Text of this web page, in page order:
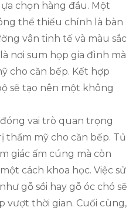
chọn hàng đầu. Một
thể thiếu chính là bàn
vân tinh tế và màu sắc
nơi sum họp gia đình mà
cho căn bếp. Kết hợp
sẽ tạo nên một không
vai trò quan trọng
thẩm mỹ cho căn bếp. Tủ
giác ấm cúng mà còn
cách khoa học. Việc sử
gỗ sồi hay gỗ óc chó sẽ
vượt thời gian. Cuối cùng,